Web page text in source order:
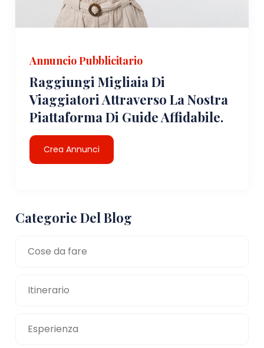
Annuncio Pubblicitario
Raggiungi Migliaia Di
Viaggiatori Attraverso La Nostra
Piattaforma Di Guide Affidabile.
Crea Annunci
Categorie Del Blog
Cose da fare
Itinerario
Esperienza